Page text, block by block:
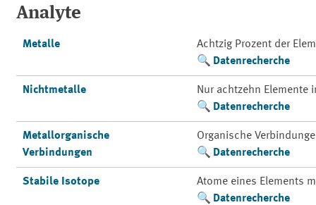
Analyte
Metalle
Achtzig Prozent der
Datenrecherche
Nichtmetalle
Nur achtzehn Elemente
Datenrecherche
Metallorganische
Verbindungen
Organische
Datenrecherche
Stabile Isotope
Atome eines Elements
Datenrecherche